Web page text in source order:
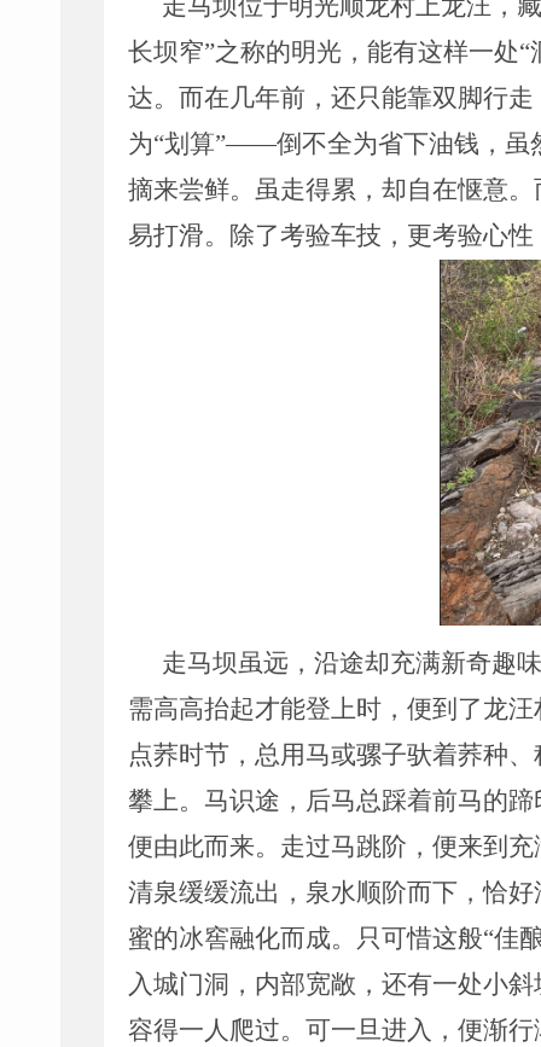
走马坝位于明光顺龙村上龙汪，
长坝窄”之称的明光，能有这样一处“
达。而在几年前，还只能靠双脚行
为“划算”——倒不全为省下油钱，
摘来尝鲜。虽走得累，却自在惬意
易打滑。除了考验车技，更考验心
走马坝虽远，沿途却充满新奇趣
需高高抬起才能登上时，便到了龙
点荞时节，总用马或骡子驮着荞种
攀上。马识途，后马总踩着前马的
便由此而来。走过马跳阶，便来到
清泉缓缓流出，泉水顺阶而下，恰
蜜的冰窖融化而成。只可惜这般“佳
入城门洞，内部宽敞，还有一处小
容得一人爬过。可一旦进入，便渐